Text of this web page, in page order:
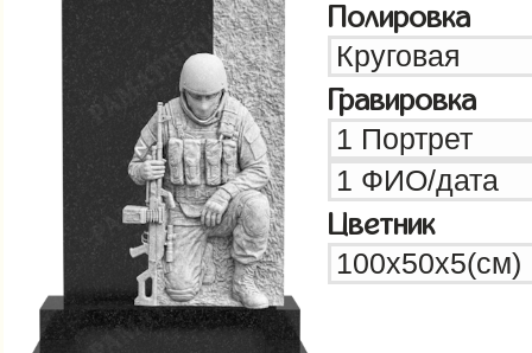
Полировка
Гравировка
Цветник